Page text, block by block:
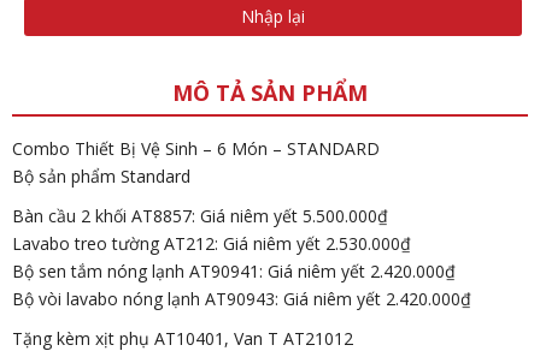
Nhập lại
MÔ TẢ SẢN PHẨM
Combo Thiết Bị Vệ Sinh – 6 Món – STANDARD
Bộ sản phẩm Standard
Bàn cầu 2 khối AT8857: Giá niêm yết 5.500.000₫
Lavabo treo tường AT212: Giá niêm yết 2.530.000₫
Bộ sen tắm nóng lạnh AT90941: Giá niêm yết 2.420.000₫
Bộ vòi lavabo nóng lạnh AT90943: Giá niêm yết 2.420.000₫
Tặng kèm xịt phụ AT10401, Van T AT21012